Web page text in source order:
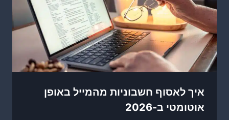
איך לאסוף חשבוניות מהמייל באופן
אוטומטי ב-2026